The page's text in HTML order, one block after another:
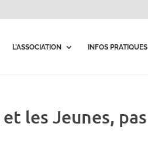
L’ASSOCIATION INFOS PRATIQUES
les Jeunes, pas